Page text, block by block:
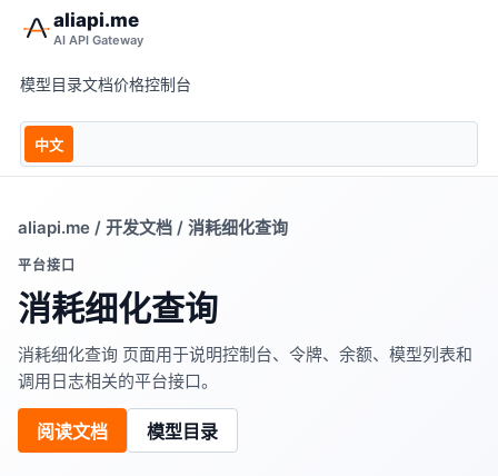
aliapi.me
AI API Gateway
模型目录文档价格控制台
中文
aliapi.me / 开发文档 / 消耗细化查询
平台接口
消耗细化查询
消耗细化查询 页面用于说明控制台、令牌、余额、模型列表和
调用日志相关的平台接口。
阅读文档 模型目录